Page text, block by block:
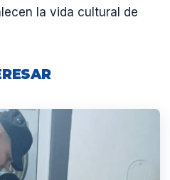
la vida cultural de